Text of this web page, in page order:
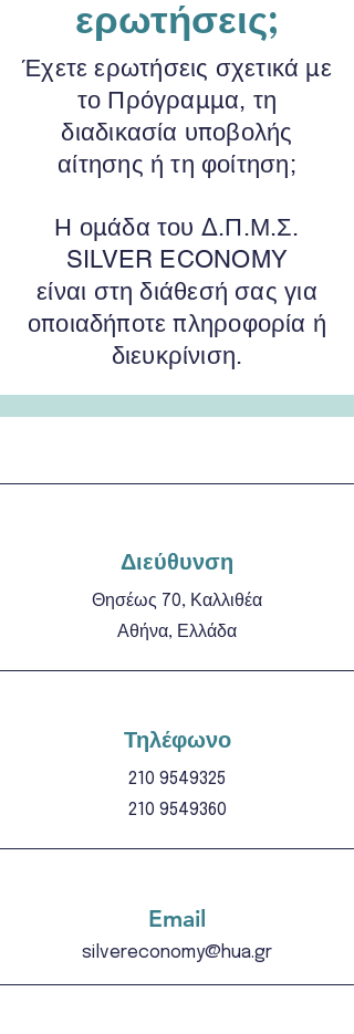
ερωτήσεις;
Έχετε ερωτήσεις σχετικά με
το Πρόγραμμα, τη
διαδικασία υποβολής
αίτησης ή τη φοίτηση;
Η ομάδα του Δ.Π.Μ.Σ.
SILVER ECONOMY
είναι στη διάθεσή σας για
οποιαδήποτε πληροφορία ή
διευκρίνιση.
Διεύθυνση
Θησέως 70, Καλλιθέα
Αθήνα, Ελλάδα
Τηλέφωνο
210 9549325
210 9549360
Email
silvereconomy@hua.gr